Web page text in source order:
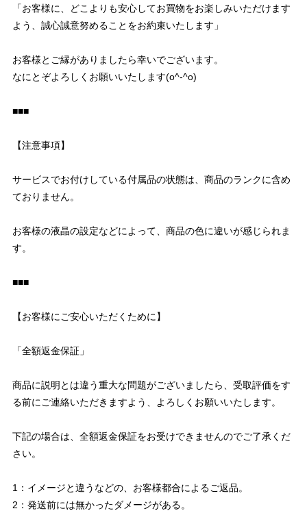
「お客様に、どこよりも安心してお買物をお楽しみいただけます
よう、誠心誠意努めることをお約束いたします」
お客様とご縁がありましたら幸いでございます。
なにとぞよろしくお願いいたします(o^-^o)
■■■
【注意事項】
サービスでお付けしている付属品の状態は、商品のランクに含め
ておりません。
お客様の液晶の設定などによって、商品の色に違いが感じられま
す。
■■■
【お客様にご安心いただくために】
「全額返金保証」
商品に説明とは違う重大な問題がございましたら、受取評価をす
る前にご連絡いただきますよう、よろしくお願いいたします。
下記の場合は、全額返金保証をお受けできませんのでご了承くだ
さい。
1：イメージと違うなどの、お客様都合によるご返品。
2：発送前には無かったダメージがある。